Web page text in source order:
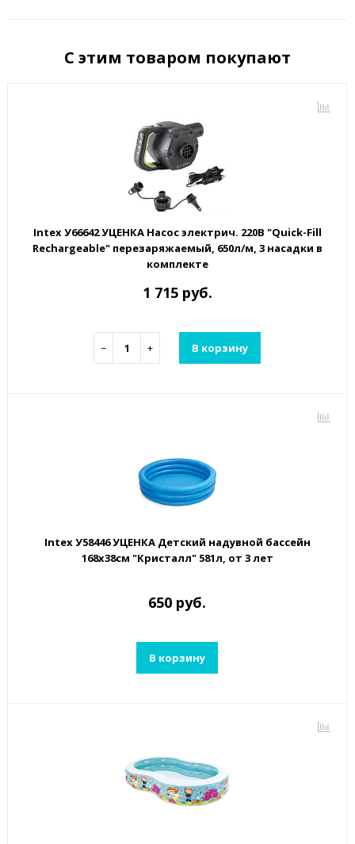
С этим товаром покупают
Intex У66642 УЦЕНКА Насос электрич. 220В "Quick-Fill
Rechargeable" перезаряжаемый, 650л/м, 3 насадки в
комплекте
1 715 руб.
− + В корзину
Intex У58446 УЦЕНКА Детский надувной бассейн
168х38см "Кристалл" 581л, от 3 лет
650 руб.
В корзину